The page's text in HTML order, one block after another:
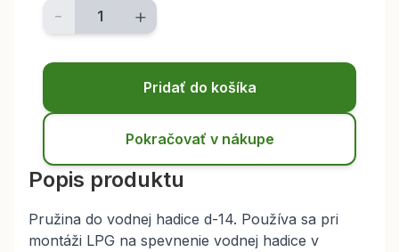
- +
Pridať do košíka
Pokračovať v nákupe
Popis produktu
Pružina do vodnej hadice d-14. Používa sa pri
montáži LPG na spevnenie vodnej hadice v